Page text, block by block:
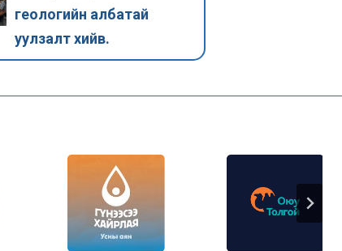
геологийн албатай
уулзалт хийв.